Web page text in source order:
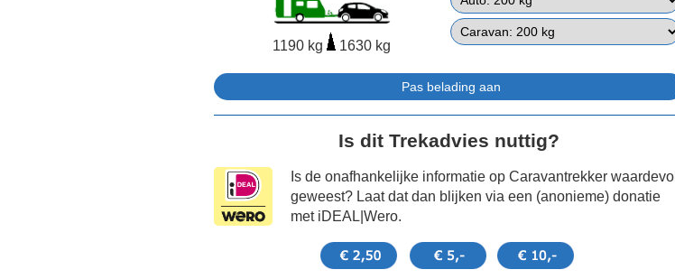
1190 kg 1630 kg
Is dit Trekadvies nuttig?
Is de onafhankelijke informatie op Caravantrekker waardevol
geweest? Laat dat dan blijken via een (anonieme) donatie
met iDEAL|Wero.